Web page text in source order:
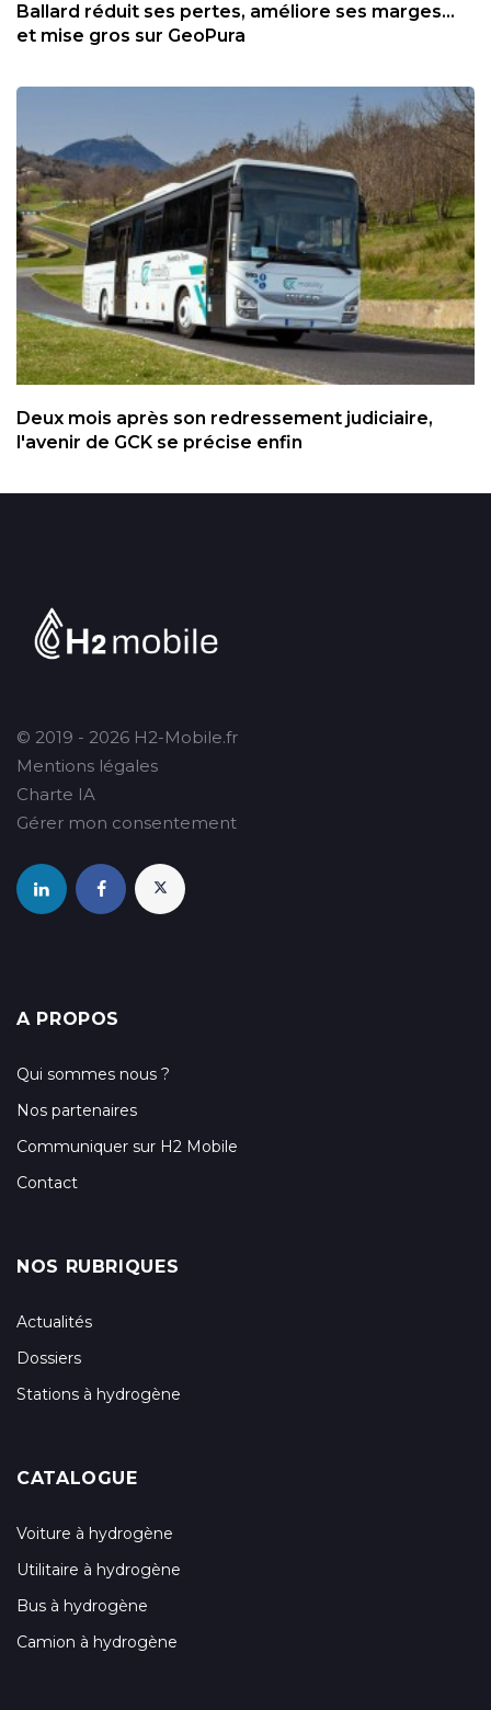
Ballard réduit ses pertes, améliore ses marges...
et mise gros sur GeoPura
Deux mois après son redressement judiciaire,
l'avenir de GCK se précise enfin
© 2019 - 2026 H2-Mobile.fr
Mentions légales
Charte IA
Gérer mon consentement
A PROPOS
Qui sommes nous ?
Nos partenaires
Communiquer sur H2 Mobile
Contact
NOS RUBRIQUES
Actualités
Dossiers
Stations à hydrogène
CATALOGUE
Voiture à hydrogène
Utilitaire à hydrogène
Bus à hydrogène
Camion à hydrogène